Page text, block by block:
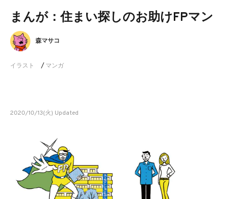
まんが：住まい探しのお助けFPマン
イラスト / マンガ
森マサコ
2020/10/13(火) Updated